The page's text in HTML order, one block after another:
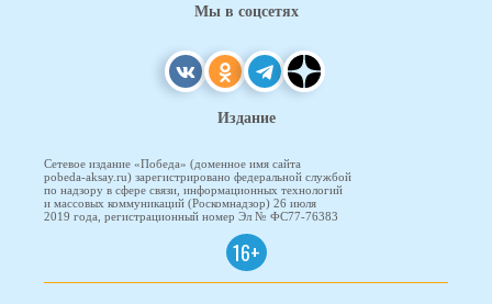
Мы в соцсетях
Издание
Сетевое издание «Победа» (доменное имя сайта
pobeda-aksay.ru) зарегистрировано федеральной службой
по надзору в сфере связи, информационных технологий
и массовых коммуникаций (Роскомнадзор) 26 июля
2019 года, регистрационный номер Эл № ФС77-76383
16+